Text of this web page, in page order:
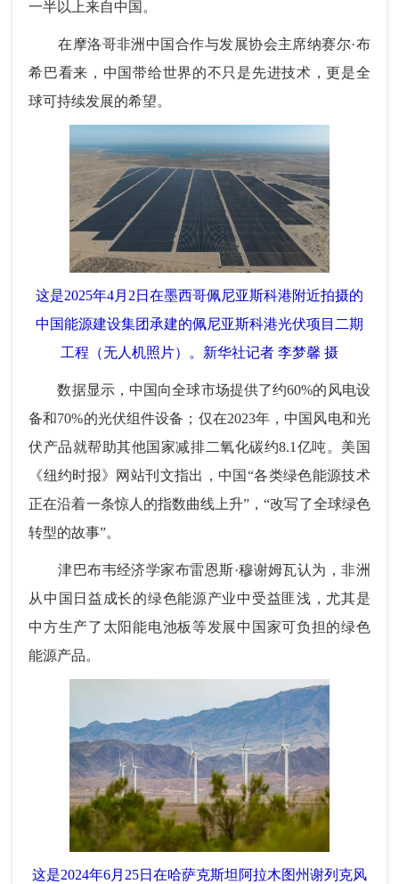
一半以上来自中国。
在摩洛哥非洲中国合作与发展协会主席纳赛尔·布
希巴看来，中国带给世界的不只是先进技术，更是全
球可持续发展的希望。
这是2025年4月2日在墨西哥佩尼亚斯科港附近拍摄的
中国能源建设集团承建的佩尼亚斯科港光伏项目二期
工程（无人机照片）。新华社记者 李梦馨 摄
数据显示，中国向全球市场提供了约60%的风电设
备和70%的光伏组件设备；仅在2023年，中国风电和光
伏产品就帮助其他国家减排二氧化碳约8.1亿吨。美国
《纽约时报》网站刊文指出，中国“各类绿色能源技术
正在沿着一条惊人的指数曲线上升”，“改写了全球绿色
转型的故事”。
津巴布韦经济学家布雷恩斯·穆谢姆瓦认为，非洲
从中国日益成长的绿色能源产业中受益匪浅，尤其是
中方生产了太阳能电池板等发展中国家可负担的绿色
能源产品。
这是2024年6月25日在哈萨克斯坦阿拉木图州谢列克风